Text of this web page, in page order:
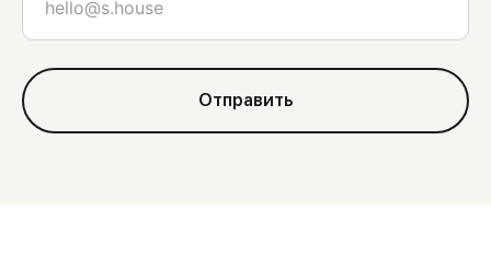
Отправить